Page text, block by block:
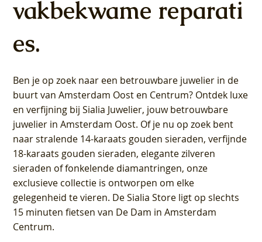
vakbekwame reparati
es.
Ben je op zoek naar een betrouwbare juwelier in de
buurt van Amsterdam Oost en Centrum? Ontdek luxe
en verfijning bij Sialia Juwelier, jouw betrouwbare
juwelier in Amsterdam Oost. Of je nu op zoek bent
naar stralende 14-karaats gouden sieraden, verfijnde
18-karaats gouden sieraden, elegante zilveren
sieraden of fonkelende diamantringen, onze
exclusieve collectie is ontworpen om elke
gelegenheid te vieren. De Sialia Store ligt op slechts
15 minuten fietsen van De Dam in Amsterdam
Centrum.